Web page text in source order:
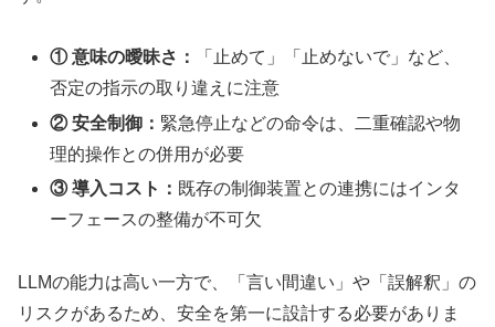
① 意味の曖昧さ：
「止めて」「止めないで」など、
否定の指示の取り違えに注意
② 安全制御： 緊急停止などの命令は、二重確認や物
理的操作との併用が必要
③ 導入コスト： 既存の制御装置との連携にはインタ
ーフェースの整備が不可欠
LLMの能力は高い一方で、「言い間違い」や「誤解釈」の
リスクがあるため、安全を第一に設計する必要がありま